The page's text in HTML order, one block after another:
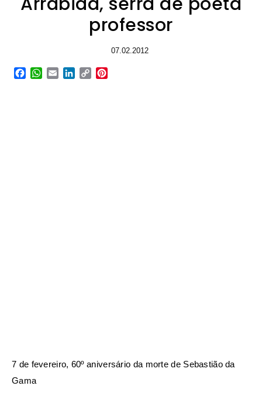
professor
07.02.2012
Facebook
WhatsApp
EmailLinkedIn
Copy
7 de fevereiro, 60º aniversário da morte de Sebastião da
Gama